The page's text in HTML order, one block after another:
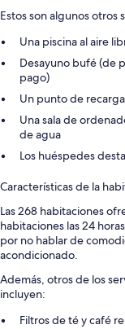
Estos son algunos otros
Una piscina al aire
Desayuno bufé (de
pago)
Un punto de
Una sala de
de agua
Los huéspedes
Características de la
Las 268 habitaciones
habitaciones las 24
por no hablar de
acondicionado.
Además, otros de los
incluyen:
Filtros de té y café